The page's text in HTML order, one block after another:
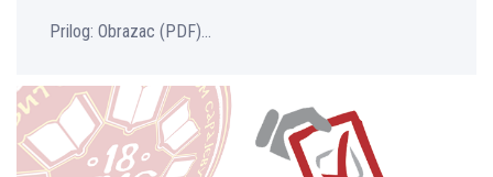
Prilog: Obrazac (PDF)...